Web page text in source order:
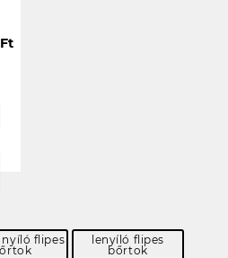
flipes
lenyíló flipes
bőrtok